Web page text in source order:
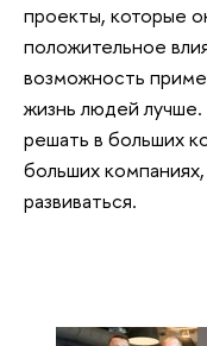
проекты, которые
положительное
возможность
жизнь людей
решать в больших
больших
развиваться.